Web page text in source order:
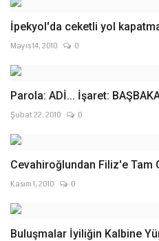
İpekyol'da ceketli yol
Mayıs 14, 2010 0
Parola: ADİ... İşaret:
Şubat 22, 2010 0
Cevahiroğlundan Filiz'e Tam
Kasım 1, 2010 0
Buluşmalar İyiliğin Kalbine